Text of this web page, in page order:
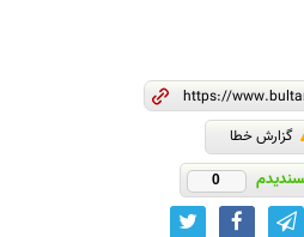
گزارش خطا
0